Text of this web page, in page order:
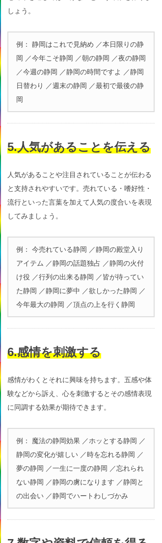
しょう。
例： 静岡はこれで見納め ／本日限りの静
岡 ／今年こそ静岡 ／朝の静岡 ／夜の静岡
／今週の静岡 ／静岡の時間ですよ ／静岡
日替わり ／週末の静岡 ／最初で最後の静
岡
5.人気があることを伝える
人気があることや注目されていることが伝わる
と支持されやすいです。売れている・嗜好性・
流行といった言葉を加えて人気の度合いを表現
してみましょう。
例： 今売れている静岡 ／静岡の殿堂入り
アイテム ／静岡の話題独占 ／静岡の火付
け役 ／行列の出来る静岡 ／皆が待ってい
た静岡 ／静岡に夢中 ／欲しかった静岡 ／
今年最大の静岡 ／頂点の上を行く静岡
6.感情を刺激する
感情がわくとそれに興味を持ちます。五感や体
験などから訴え、心を刺激するとその感情表現
に同調する効果が期待できます。
例： 魔法の静岡効果 ／ホッとする静岡 ／
静岡の変化が嬉しい ／時を忘れる静岡 ／
夢の静岡 ／一生に一度の静岡 ／忘れられ
ない静岡 ／静岡の虜になります ／静岡と
の出会い ／静岡でハートわしづかみ